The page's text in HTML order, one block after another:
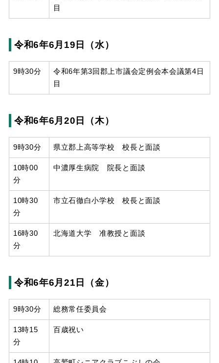
目
令和6年6月19日（水）
9時30分
令和6年第3回郡上市議会定例会本会議第4日
目
令和6年6月20日（木）
9時30分 県立郡上高等学校 校長と面談
10時00
分
中濃厚生病院 院長と面談
10時30
分
市立石徹白小学校 校長と面談
16時30
分
北海道大学 准教授と面談
令和6年6月21日（金）
9時30分 総務常任委員会
13時15
分
百歳祝い